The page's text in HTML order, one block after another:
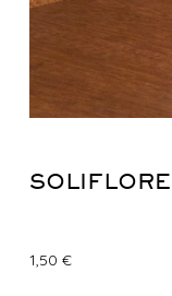
1,50 €